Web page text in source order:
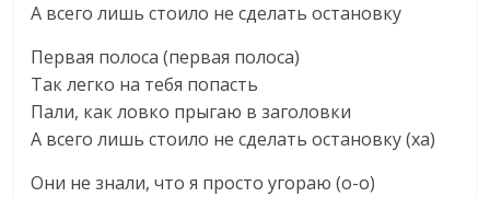
А всего лишь стоило не сделать остановку
Первая полоса (первая полоса)
Так легко на тебя попасть
Пали, как ловко прыгаю в заголовки
А всего лишь стоило не сделать остановку (ха)
Они не знали, что я просто угораю (о-о)